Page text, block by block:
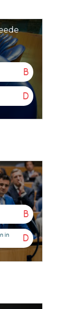
B
D
B
D
in